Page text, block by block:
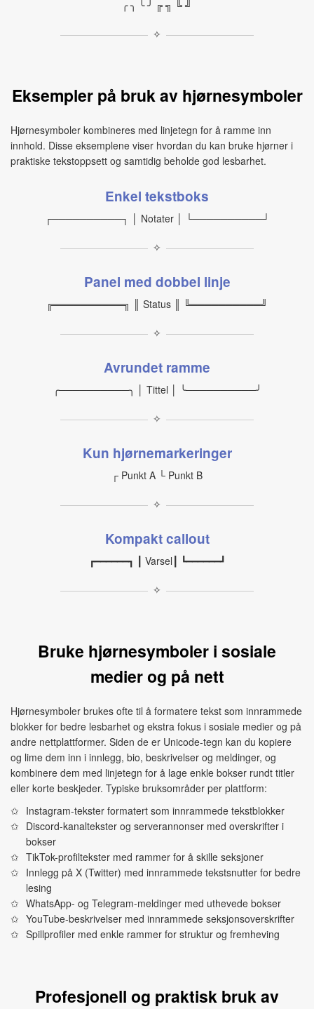
╭ ╮ ╰ ╯ ╔ ╗ ╚ ╝
✧
Eksempler på bruk av hjørnesymboler
Hjørnesymboler kombineres med linjetegn for å ramme inn
innhold. Disse eksemplene viser hvordan du kan bruke hjørner i
praktiske tekstoppsett og samtidig beholde god lesbarhet.
Enkel tekstboks
┌──────────┐ │ Notater │ └──────────┘
✧
Panel med dobbel linje
╔══════════╗ ║ Status ║ ╚══════════╝
✧
Avrundet ramme
╭──────────╮ │ Tittel │ ╰──────────╯
✧
Kun hjørnemarkeringer
┌ Punkt A └ Punkt B
✧
Kompakt callout
┏━━━━━━┓ ┃ Varsel┃ ┗━━━━━━┛
✧
Bruke hjørnesymboler i sosiale
medier og på nett
Hjørnesymboler brukes ofte til å formatere tekst som innrammede
blokker for bedre lesbarhet og ekstra fokus i sosiale medier og på
andre nettplattformer. Siden de er Unicode-tegn kan du kopiere
og lime dem inn i innlegg, bio, beskrivelser og meldinger, og
kombinere dem med linjetegn for å lage enkle bokser rundt titler
eller korte beskjeder. Typiske bruksområder per plattform:
Instagram-tekster formatert som innrammede tekstblokker
Discord-kanaltekster og serverannonser med overskrifter i
bokser
TikTok-profiltekster med rammer for å skille seksjoner
Innlegg på X (Twitter) med innrammede tekstsnutter for bedre
lesing
WhatsApp- og Telegram-meldinger med uthevede bokser
YouTube-beskrivelser med innrammede seksjonsoverskrifter
Spillprofiler med enkle rammer for struktur og fremheving
Profesjonell og praktisk bruk av